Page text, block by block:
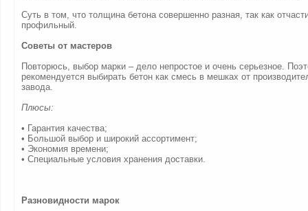
Суть в том, что толщина бетона совершенно разная, так как
профильный.
Советы от мастеров
Повторюсь, выбор марки – дело непростое и очень серьезное.
рекомендуется выбирать бетон как смесь в мешках от
завода.
Плюсы:
• Гарантия качества;
• Большой выбор и широкий ассортимент;
• Экономия времени;
• Специальные условия хранения доставки.
Разновидности марок